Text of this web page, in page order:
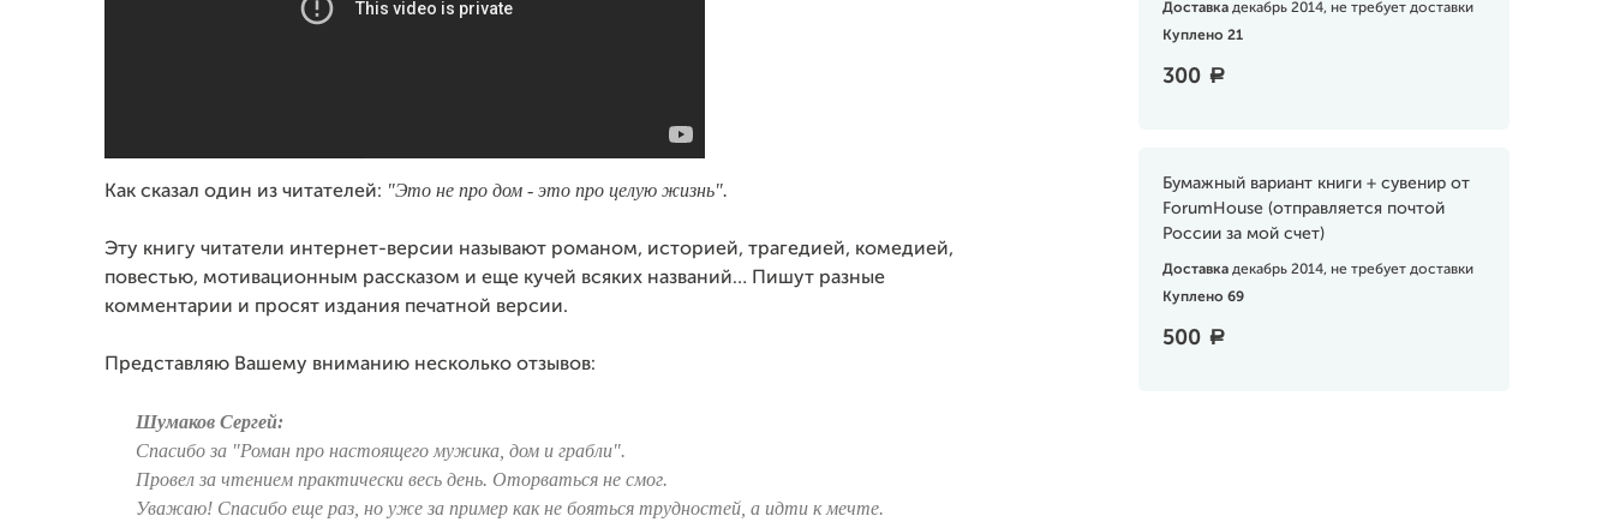
Доставка декабрь 2014, не требует доставки
Куплено 21
300 a
Бумажный вариант книги + сувенир от
ForumHouse (отправляется почтой
России за мой счет)
Доставка декабрь 2014, не требует доставки
Куплено 69
500 a
Как сказал один из читателей: "Это не про дом - это про целую жизнь".
Эту книгу читатели интернет-версии называют романом, историей, трагедией, комедией,
повестью, мотивационным рассказом и еще кучей всяких названий… Пишут разные
комментарии и просят издания печатной версии.
Представляю Вашему вниманию несколько отзывов:
Шумаков Сергей:
Спасибо за "Роман про настоящего мужика, дом и грабли".
Провел за чтением практически весь день. Оторваться не смог.
Уважаю! Спасибо еще раз, но уже за пример как не бояться трудностей, а идти к мечте.